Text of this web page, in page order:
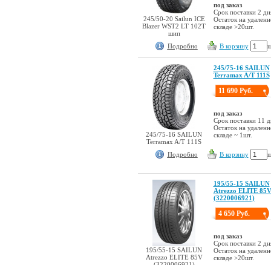
245/50-20 Sailun ICE
Blazer WST2 LT 102T
шип
под заказ
Срок поставки 2
Остаток на
складе >20шт.
Подробно В корзину
245/75-16 SAILUN
Terramax A/T 111S
245/75-16 SAILUN
Terramax A/T 111S
11 690 Руб.
под заказ
Срок поставки 11
Остаток на
складе ~ 1шт.
Подробно В корзину
195/55-15 SAILUN
Atrezzo ELITE 85V
195/55-15 SAILUN
Atrezzo ELITE 85V
(3220006921)
4 650 Руб.
под заказ
Срок поставки 2
Остаток на
складе >20шт.